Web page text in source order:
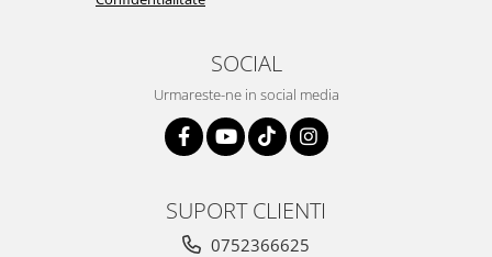
SOCIAL
Urmareste-ne in social media
SUPORT CLIENTI
0752366625